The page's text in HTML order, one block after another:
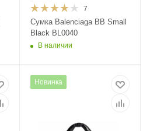
7
Сумка Balenciaga BB Small
Black BL0040
В наличии
Новинка